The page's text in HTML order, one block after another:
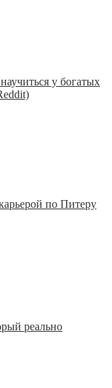
у богатых
по Питеру
реально